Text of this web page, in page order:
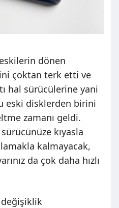
dönen
çoktan terk etti ve
hal sürücülerine yani
eski disklerden birini
zamanı geldi.
kıyasla
kalmayacak,
da çok daha hızlı